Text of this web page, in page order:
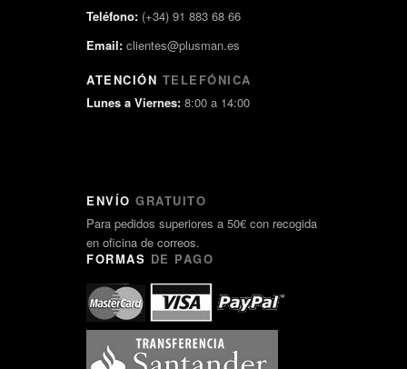
Teléfono: (+34) 91 883 68 66
Email: clientes@plusman.es
ATENCIÓN TELEFÓNICA
Lunes a Viernes: 8:00 a 14:00
ENVÍO GRATUITO
Para pedidos superiores a 50€ con recogida
en oficina de correos.
FORMAS DE PAGO